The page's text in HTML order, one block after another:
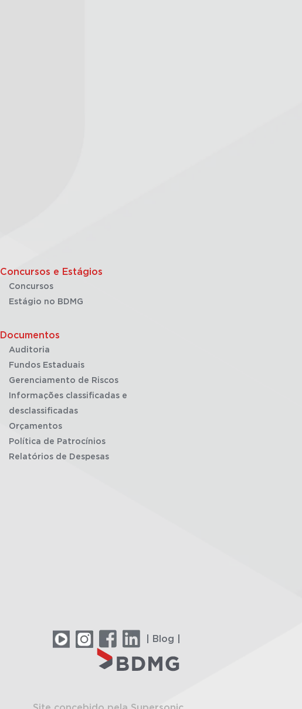
Concursos e Estágios
Concursos
Estágio no BDMG
Documentos
Auditoria
Fundos Estaduais
Gerenciamento de Riscos
Informações classificadas e
desclassificadas
Orçamentos
Política de Patrocínios
Relatórios de Despesas
| Blog |